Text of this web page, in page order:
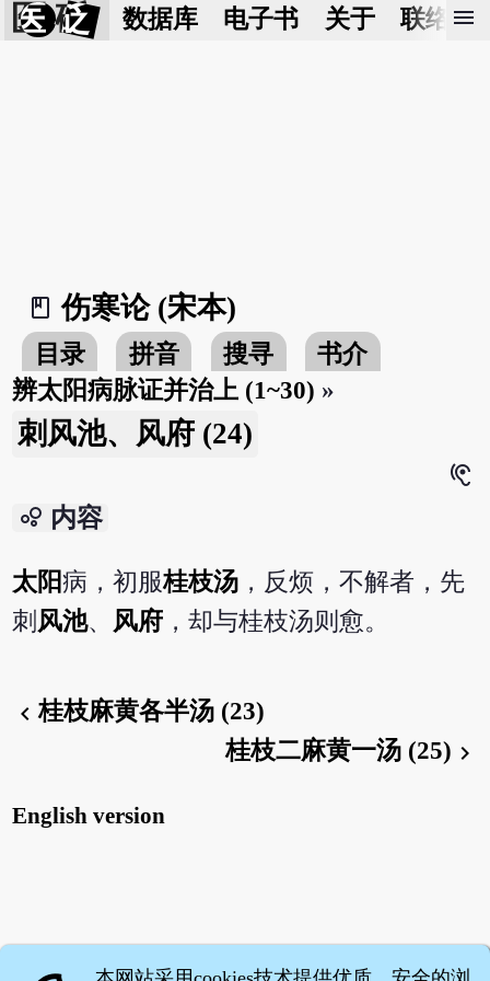
医 砭 数据库 电子书 关于 联络我
menu
book_2
伤寒论 (宋本)
目录 拼音 搜寻
书介
辨太阳病脉证并治上 (1~30) »
刺风池、风府 (24)
hearing
bubble_chart 内容
太阳病，初服桂枝汤 ，反烦，不解者，先
刺 风池、 风府 ，却与桂枝汤则愈。
chevron_left桂枝麻黄各半汤 (23)
桂枝二麻黄一汤 (25) chevron_right
English version